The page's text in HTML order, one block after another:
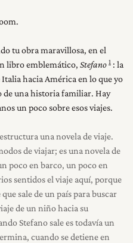
tu obra maravillosa, en el
libro emblemático, Stefano 1 : la
hacia América en lo que yo
de una historia familiar. Hay
un poco sobre esos viajes.
una novela de viaje.
de viajar; es una novela de
poco en barco, un poco en
sentidos el viaje aquí, porque
sale de un país para buscar
de un niño hacia su
Stefano sale es todavía un
cuando se detiene en